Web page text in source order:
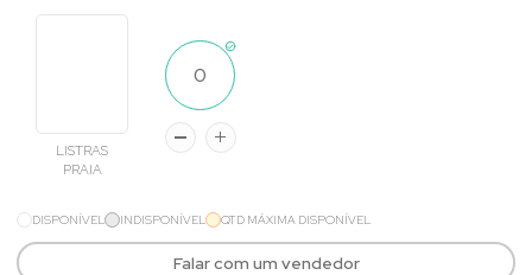
LISTRAS
PRAIA
DISPONÍVEL INDISPONÍVEL QTD MÁXIMA DISPONÍVEL
Falar com um vendedor